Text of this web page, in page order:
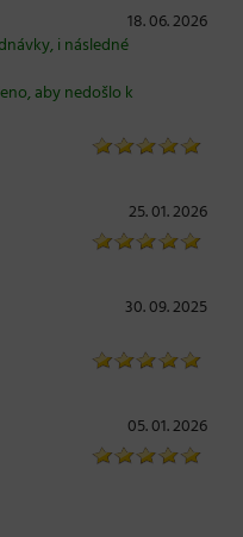
18. 06. 2026
i následné
aby nedošlo k
25. 01. 2026
30. 09. 2025
05. 01. 2026